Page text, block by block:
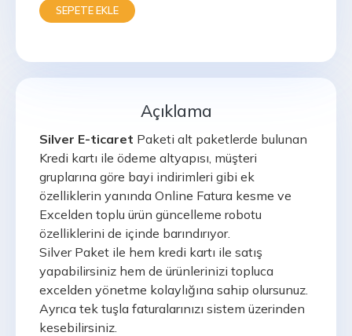
SEPETE EKLE
Açıklama
Silver E-ticaret Paketi alt paketlerde bulunan
Kredi kartı ile ödeme altyapısı, müşteri
gruplarına göre bayi indirimleri gibi ek
özelliklerin yanında Online Fatura kesme ve
Excelden toplu ürün güncelleme robotu
özelliklerini de içinde barındırıyor.
Silver Paket ile hem kredi kartı ile satış
yapabilirsiniz hem de ürünlerinizi topluca
excelden yönetme kolaylığına sahip olursunuz.
Ayrıca tek tuşla faturalarınızı sistem üzerinden
kesebilirsiniz.